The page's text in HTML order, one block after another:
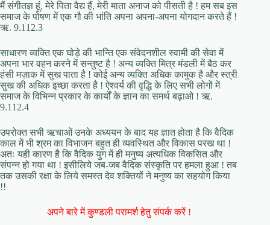
मैं संगीतज्ञ हूं, मेरे पिता वैद्य हैं, मेरी माता अनाज को पीसती है ! हम सब इस
समाज के पोषण में एक गौ की भांति अपना अपना-अपना योगदान करते हैं !
ऋ. 9.112.3
साधारण व्यक्ति एक घोड़े की भान्ति एक संवेदनशील स्वामी की सेवा में
अपना भार वहन करने में सन्तुष्ट है ! अन्य व्यक्ति मित्र मंडली में बैठ कर
हंसी मज़ाक में सुख पाता है ! कोई अन्य व्यक्ति अधिक कामुक है और स्त्री
सुख की अधिक इच्छा करता है ! ऐश्वर्य की वृद्धि के लिए सभी लोगों में
समाज के विभिन्न प्रकार के कार्यों के ज्ञान का समर्थ बढ़ाओ ! ऋ.
9.112.4
उपरोक्त सभी ऋचाओं उनके अध्ययन के बाद यह ज्ञात होता है कि वैदिक
काल में भी श्रम का विभाजन बहुत ही व्यवस्थित और विकास परख था !
अतः यही कारण है कि वैदिक युग में ही मनुष्य अत्यधिक विकसित और
संपन्न हो गया था ! इसीलिये जब-जब वैदिक संस्कृति पर हमला हुआ ! तब
तक उसकी रक्षा के लिये समस्त देव शक्तियों ने मनुष्य का सहयोग किया
!!
अपने बारे में कुण्डली परामर्श हेतु संपर्क करें !